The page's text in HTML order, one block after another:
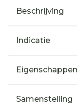
Beschrijving
Indicatie
Eigenschappen
Samenstelling